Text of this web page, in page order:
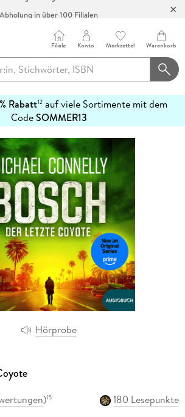
Filiale Konto Merkzettel Warenkorb
Rabatt12auf viele Sortimente mit dem
CodeSOMMER13
Hörprobe
)15
180 Lesepunkte